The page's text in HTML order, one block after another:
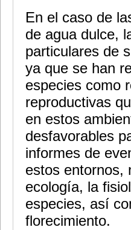
En el caso de
de agua dulce,
particulares de
ya que se han
especies como
reproductivas
en estos
desfavorables
informes de
estos entornos,
ecología, la
especies, así
florecimiento.